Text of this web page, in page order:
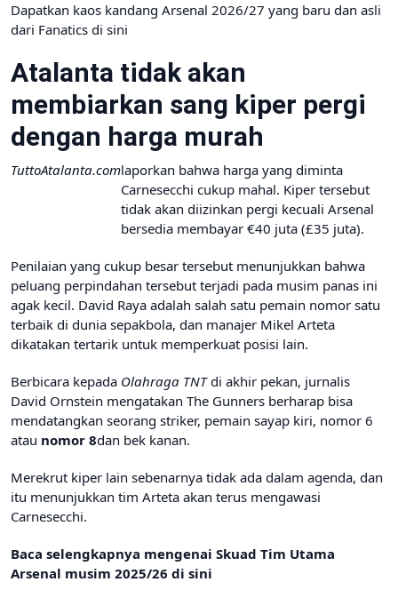
Dapatkan kaos kandang Arsenal 2026/27 yang baru dan asli
dari Fanatics di sini
Atalanta tidak akan
membiarkan sang kiper pergi
dengan harga murah
TuttoAtalanta.comlaporkan bahwa harga yang diminta
Carnesecchi cukup mahal. Kiper tersebut
tidak akan diizinkan pergi kecuali Arsenal
bersedia membayar €40 juta (£35 juta).
Penilaian yang cukup besar tersebut menunjukkan bahwa
peluang perpindahan tersebut terjadi pada musim panas ini
agak kecil. David Raya adalah salah satu pemain nomor satu
terbaik di dunia sepakbola, dan manajer Mikel Arteta
dikatakan tertarik untuk memperkuat posisi lain.
Berbicara kepada Olahraga TNTdi akhir pekan, jurnalis
David Ornstein mengatakan The Gunners berharap bisa
mendatangkan seorang striker, pemain sayap kiri, nomor 6
atau nomor 8dan bek kanan.
Merekrut kiper lain sebenarnya tidak ada dalam agenda, dan
itu menunjukkan tim Arteta akan terus mengawasi
Carnesecchi.
Baca selengkapnya mengenai Skuad Tim Utama
Arsenal musim 2025/26 di sini